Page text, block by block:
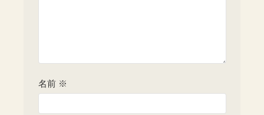
名前 ※